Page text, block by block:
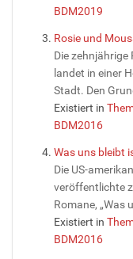
BDM2019
Rosie und
Die
landet in einer
Stadt. Den
Existiert in
BDM2016
Was uns bleibt
Die US-
veröffentlichte
Romane, „Was
Existiert in
BDM2016